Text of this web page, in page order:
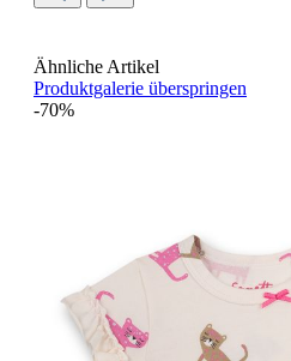
Ähnliche Artikel
Produktgalerie überspringen
-70%